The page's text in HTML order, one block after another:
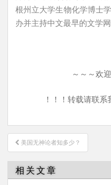
根州立大学生物化学博士
办并主持中文最早的文学
～～～欢
！！！转载请联
文
章
导
航
美国无神论者知多少？
相关文章